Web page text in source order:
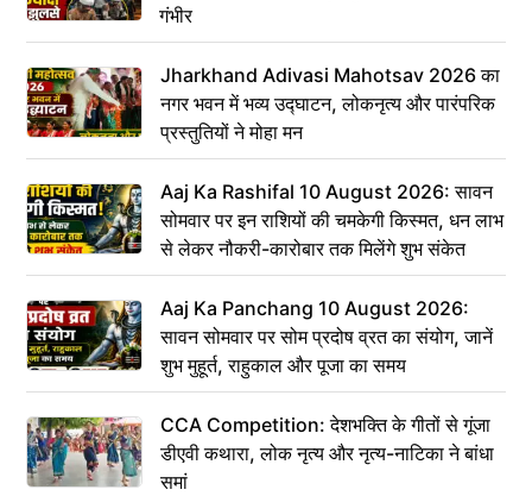
गंभीर
Jharkhand Adivasi Mahotsav 2026 का
नगर भवन में भव्य उद्घाटन, लोकनृत्य और पारंपरिक
प्रस्तुतियों ने मोहा मन
Aaj Ka Rashifal 10 August 2026: सावन
सोमवार पर इन राशियों की चमकेगी किस्मत, धन लाभ
से लेकर नौकरी-कारोबार तक मिलेंगे शुभ संकेत
Aaj Ka Panchang 10 August 2026:
सावन सोमवार पर सोम प्रदोष व्रत का संयोग, जानें
शुभ मुहूर्त, राहुकाल और पूजा का समय
CCA Competition: देशभक्ति के गीतों से गूंजा
डीएवी कथारा, लोक नृत्य और नृत्य-नाटिका ने बांधा
समां